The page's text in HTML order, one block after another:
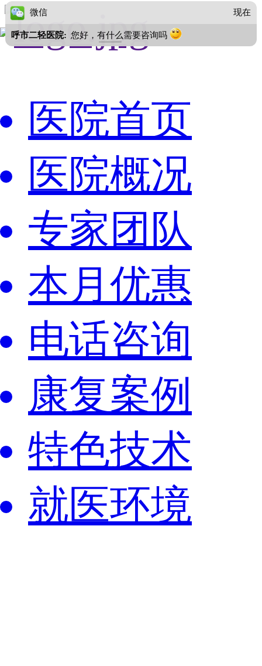
医院首页
医院概况
专家团队
本月优惠
电话咨询
康复案例
特色技术
就医环境
微信 现在
呼市二轻医院: 您好，有什么需要咨询吗